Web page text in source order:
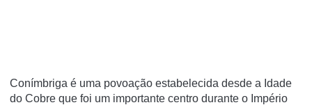
Coní­mbriga é uma povoação estabelecida desde a Idade
do Cobre que foi um importante centro durante o Império